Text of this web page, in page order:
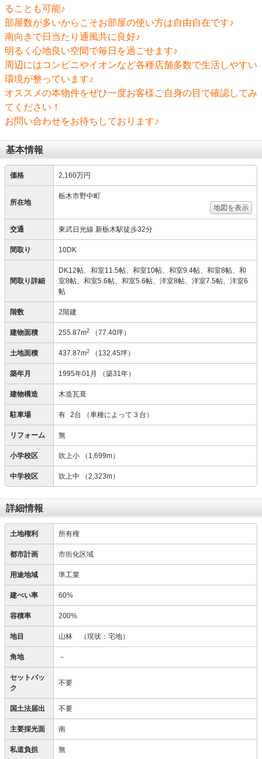
ることも可能♪
部屋数が多いからこそお部屋の使い方は自由自在です♪
南向きで日当たり通風共に良好♪
明るく心地良い空間で毎日を過ごせます♪
周辺にはコンビニやイオンなど各種店舗多数で生活しやすい
環境が整っています♪
オススメの本物件をぜひ一度お客様ご自身の目で確認してみ
てください！
お問い合わせをお待ちしております♪
基本情報
価格 2,160万円
所在地
栃木市野中町
地図を表示
交通 東武日光線 新栃木駅徒歩32分
間取り 10DK
間取り詳細
DK12帖、和室11.5帖、和室10帖、和室9.4帖、和室8帖、和
室8帖、和室5.6帖、和室5.6帖、洋室8帖、洋室7.5帖、洋室6
帖
階数 2階建
建物面積 255.87m2 （77.40坪）
土地面積 437.87m2 （132.45坪）
築年月 1995年01月 （築31年）
建物構造 木造瓦葺
駐車場 有 2台 （車種によって３台）
リフォーム 無
小学校区 吹上小 （1,699m）
中学校区 吹上中 （2,323m）
詳細情報
土地権利 所有権
都市計画 市街化区域
用途地域 準工業
建ぺい率 60%
容積率 200%
地目 山林 （現状：宅地）
角地 －
セットバッ
ク
不要
国土法届出 不要
主要採光面 南
私道負担 無